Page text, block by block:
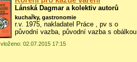
Lánská Dagmar a kolektiv autorů
kuchařky, gastronomie
r.v. 1975, nakladatel Práce , pv s o
původní vazba, původní vazba s obálkou
, vloženo: 02.07.2015 17:15